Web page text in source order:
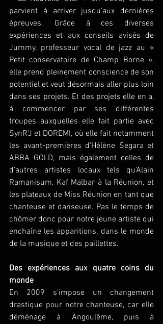
parvient à arriver jusqu'aux dernières
épreuves. Grâce à ces diverses
expériences et aux conseils avisés de
Jummy, professeur vocal de jazz au «
Petit conservatoire de Champ Borne »,
elle prend pleinement conscience de son
potentiel et veut désormais aller plus loin
dans ses projets. Et des projets elle en a,
à commencer par ses différentes
troupes auxquelles elle fait partie avec
SynR'J et DOREMI, où elle fait notamment
les avant-premières d'Hélène Segara et
ABBA GOLD, mais également celles de
d'autres artistes locaux tels qu'Alain
Ramanisum, Kaf Malbar à la Réunion, et
les plateaux de Miss Réunion en tant que
chanteuse et danseuse. Pas le temps de
chômer donc pour notre jeune artiste qui
enchaîne les apparitions, dans le monde
de la musique et des paillettes.
Des expériences aux quatre coins du
monde
En 2009 s'impose un changement
drastique pour notre chanteuse, car elle
déménage à Angoulême, puis à